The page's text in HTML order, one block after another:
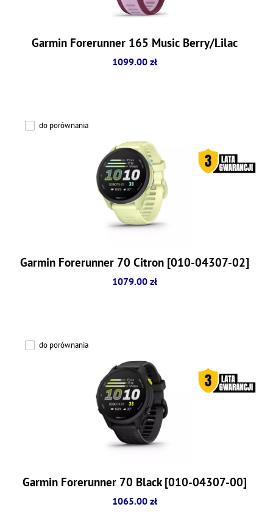
Garmin Forerunner 165 Music Berry/Lilac
1099.00 zł
do porównania
Garmin Forerunner 70 Citron [010-04307-02]
1079.00 zł
do porównania
Garmin Forerunner 70 Black [010-04307-00]
1065.00 zł